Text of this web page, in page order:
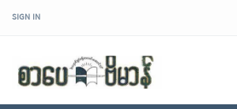
SIGN IN